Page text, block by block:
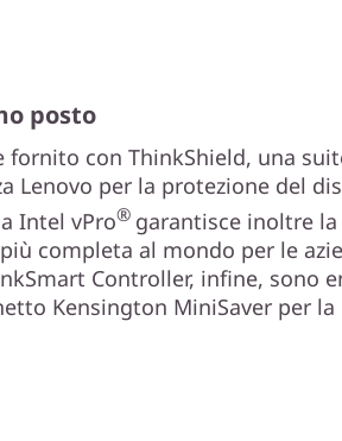
posto
fornito con ThinkShield, una
Lenovo per la protezione del
Intel vPro® garantisce inoltre
completa al mondo per le
Controller, infine, sono
Kensington MiniSaver per